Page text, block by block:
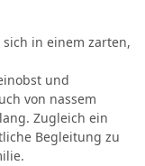
in einem zarten,
und
von nassem
Zugleich ein
Begleitung zu